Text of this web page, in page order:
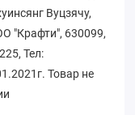
Вуцзячу,
"Крафти", 630099,
Тел:
Товар не